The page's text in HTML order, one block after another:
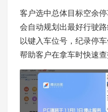
客户选中总体目标空余
会自动规划出最好行驶
以键入车位号，纪录停
帮助客户在拿车时快速查